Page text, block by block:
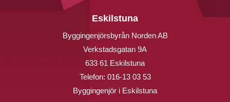
Eskilstuna
Byggingenjörsbyrån Norden AB
Verkstadsgatan 9A
633 61 Eskilstuna
Telefon: 016-13 03 53
Byggingenjör i Eskilstuna